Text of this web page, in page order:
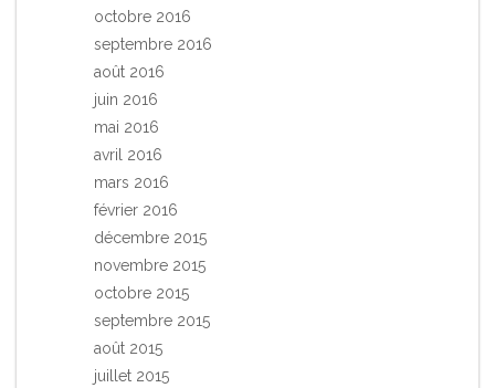
octobre 2016
septembre 2016
août 2016
juin 2016
mai 2016
avril 2016
mars 2016
février 2016
décembre 2015
novembre 2015
octobre 2015
septembre 2015
août 2015
juillet 2015